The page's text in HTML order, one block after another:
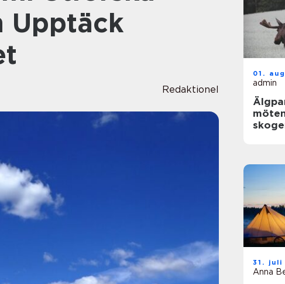
Upptäck
Redaktionel
01.
admin
Älgpark
31. juli
Anna